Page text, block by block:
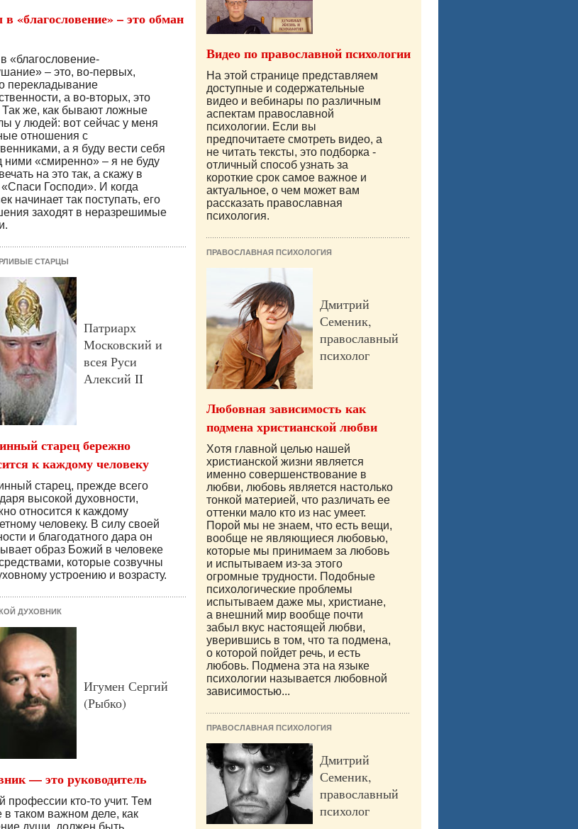
«благословение» – это обман
«благословение-
– это, во-первых,
перекладывание
а во-вторых, это
Так же, как бывают ложные
у людей: вот сейчас у меня
отношения с
а я буду вести себя
ними «смиренно» – я не буду
на это так, а скажу в
«Спаси Господи». И когда
начинает так поступать, его
заходят в неразрешимые
СТАРЦЫ
Патриарх
Московский и
всея Руси
Алексий II
старец бережно
к каждому человеку
старец, прежде всего
высокой духовности,
относится к каждому
человеку. В силу своей
и благодатного дара он
образ Божий в человеке
которые созвучны
устроению и возрасту.
ДУХОВНИК
Игумен Сергий
(Рыбко)
— это руководитель
профессии кто-то учит. Тем
в таком важном деле, как
Видео по православной психологии
На этой странице представляем
доступные и содержательные
видео и вебинары по различным
аспектам православной
психологии. Если вы
предпочитаете смотреть видео, а
не читать тексты, это подборка -
отличный способ узнать за
короткие срок самое важное и
актуальное, о чем может вам
рассказать православная
психология.
ПРАВОСЛАВНАЯ ПСИХОЛОГИЯ
Дмитрий
Семеник,
православный
психолог
Любовная зависимость как
подмена христианской любви
Хотя главной целью нашей
христианской жизни является
именно совершенствование в
любви, любовь является настолько
тонкой материей, что различать ее
оттенки мало кто из нас умеет.
Порой мы не знаем, что есть вещи,
вообще не являющиеся любовью,
которые мы принимаем за любовь
и испытываем из-за этого
огромные трудности. Подобные
психологические проблемы
испытываем даже мы, христиане,
а внешний мир вообще почти
забыл вкус настоящей любви,
уверившись в том, что та подмена,
о которой пойдет речь, и есть
любовь. Подмена эта на языке
психологии называется любовной
зависимостью...
ПРАВОСЛАВНАЯ ПСИХОЛОГИЯ
Дмитрий
Семеник,
православный
психолог